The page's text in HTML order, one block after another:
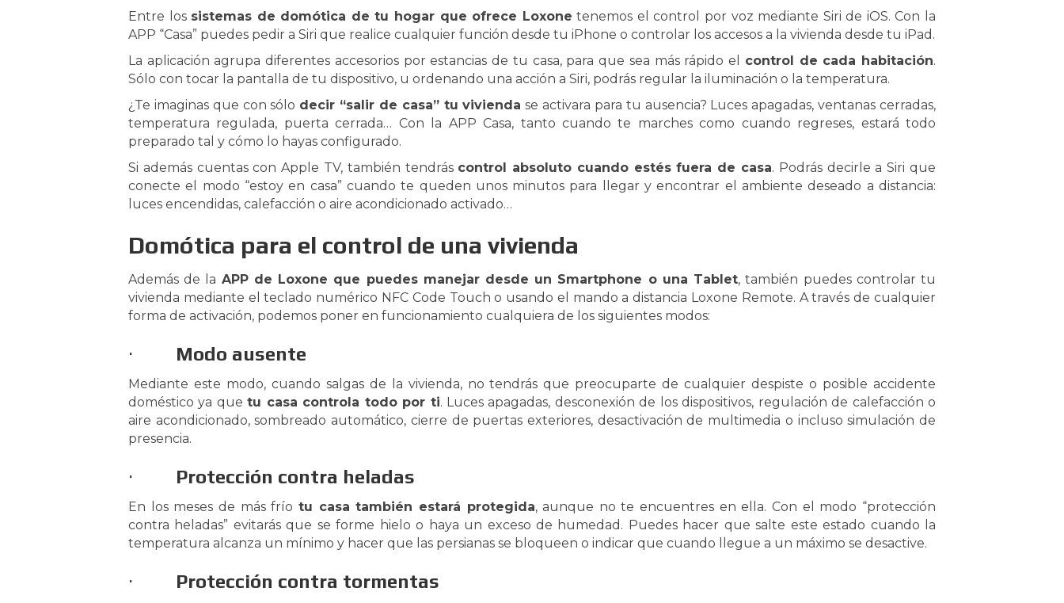
Entre los sistemas de domótica de tu hogar que ofrece Loxone tenemos el control por voz mediante Siri de iOS. Con la
APP “Casa” puedes pedir a Siri que realice cualquier función desde tu iPhone o controlar los accesos a la vivienda desde tu iPad.
La aplicación agrupa diferentes accesorios por estancias de tu casa, para que sea más rápido el control de cada habitación.
Sólo con tocar la pantalla de tu dispositivo, u ordenando una acción a Siri, podrás regular la iluminación o la temperatura.
¿Te imaginas que con sólo decir “salir de casa” tu vivienda se activara para tu ausencia? Luces apagadas, ventanas cerradas,
temperatura regulada, puerta cerrada… Con la APP Casa, tanto cuando te marches como cuando regreses, estará todo
preparado tal y cómo lo hayas configurado.
Si además cuentas con Apple TV, también tendrás control absoluto cuando estés fuera de casa. Podrás decirle a Siri que
conecte el modo “estoy en casa” cuando te queden unos minutos para llegar y encontrar el ambiente deseado a distancia:
luces encendidas, calefacción o aire acondicionado activado…
Domótica para el control de una vivienda
Además de la APP de Loxone que puedes manejar desde un Smartphone o una Tablet, también puedes controlar tu
vivienda mediante el teclado numérico NFC Code Touch o usando el mando a distancia Loxone Remote. A través de cualquier
forma de activación, podemos poner en funcionamiento cualquiera de los siguientes modos:
· Modo ausente
Mediante este modo, cuando salgas de la vivienda, no tendrás que preocuparte de cualquier despiste o posible accidente
doméstico ya quetu casa controla todo por ti. Luces apagadas, desconexión de los dispositivos, regulación de calefacción o
aire acondicionado, sombreado automático, cierre de puertas exteriores, desactivación de multimedia o incluso simulación de
presencia.
· Protección contra heladas
En los meses de más frío tu casa también estará protegida, aunque no te encuentres en ella. Con el modo “protección
contra heladas” evitarás que se forme hielo o haya un exceso de humedad. Puedes hacer que salte este estado cuando la
temperatura alcanza un mínimo y hacer que las persianas se bloqueen o indicar que cuando llegue a un máximo se desactive.
· Protección contra tormentas